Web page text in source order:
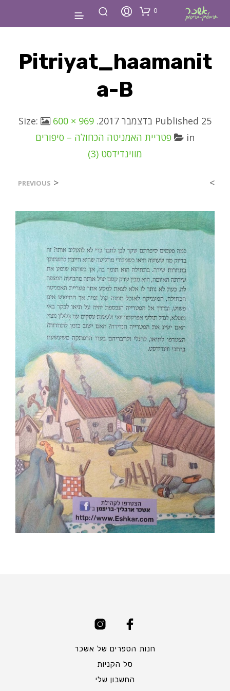
0
Pitriyat_haamanit
A-B
Published 25 בדצמבר 2017 . Size:
600 × 969
in
פטריית האמניטה הכחולה – סיפורים
מווינדידסט (3)
<
PREVIOUS >
חנות הספרים של אשכר
סל הקניות
החשבון שלי